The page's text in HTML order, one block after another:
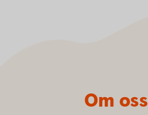
Om oss